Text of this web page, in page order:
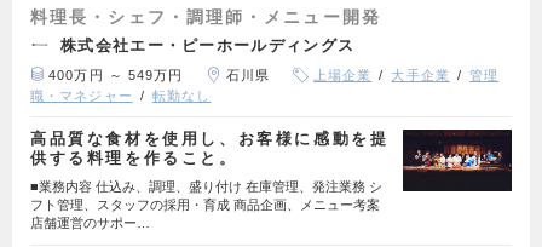
料理長・シェフ・調理師・メニュー開発
株式会社エー・ピーホールディングス
400万円 ～ 549万円 石川県 上場企業 大手企業
管理
職・マネジャー
転勤なし
高品質な食材を使用し、お客様に感動を提
供する料理を作ること。
■業務内容 仕込み、調理、盛り付け 在庫管理、発注業務 シ
フト管理、スタッフの採用・育成 商品企画、メニュー考案
店舗運営のサポー…